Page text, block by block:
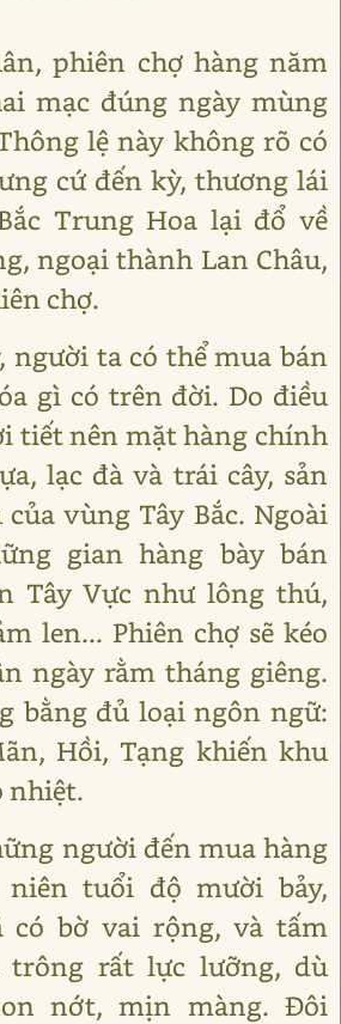
phiên chợ hàng năm
mạc đúng ngày mùng
lệ này không rõ có
cứ đến kỳ, thương lái
Trung Hoa lại đổ về
ngoại thành Lan Châu,
chợ.
người ta có thể mua bán
gì có trên đời. Do điều
tiết nên mặt hàng chính
lạc đà và trái cây, sản
vùng Tây Bắc. Ngoài
gian hàng bày bán
Tây Vực như lông thú,
len... Phiên chợ sẽ kéo
ngày rằm tháng giêng.
bằng đủ loại ngôn ngữ:
Hồi, Tạng khiến khu
nhiệt.
người đến mua hàng
tuổi độ mười bảy,
có bờ vai rộng, và tấm
trông rất lực lưỡng, dù
nớt, mịn màng. Đôi